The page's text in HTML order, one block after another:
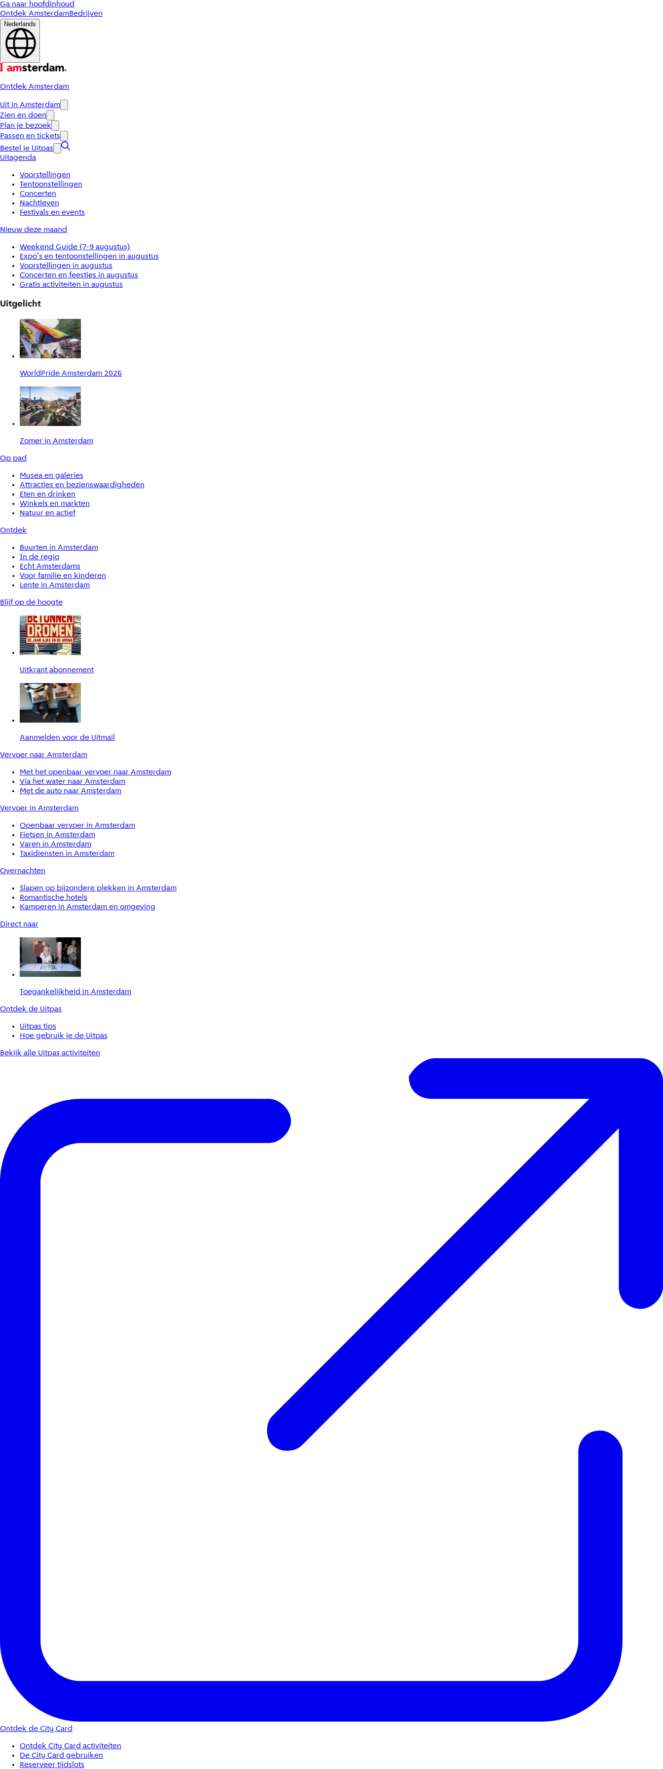
Ga naar hoofdinhoud
Ontdek AmsterdamBedrijven
Nederlands
Ontdek Amsterdam
Uit in Amsterdam
Zien en doen
Plan je bezoek
Passen en tickets
Bestel je Uitpas
Uitagenda
Voorstellingen
Tentoonstellingen
Concerten
Nachtleven
Festivals en events
Nieuw deze maand
Weekend Guide (7-9 augustus)
Expo's en tentoonstellingen in augustus
Voorstellingen in augustus
Concerten en feestjes in augustus
Gratis activiteiten in augustus
Uitgelicht
WorldPride Amsterdam 2026
Zomer in Amsterdam
Op pad
Musea en galeries
Attracties en bezienswaardigheden
Eten en drinken
Winkels en markten
Natuur en actief
Ontdek
Buurten in Amsterdam
In de regio
Echt Amsterdams
Voor familie en kinderen
Lente in Amsterdam
Blijf op de hoogte
Uitkrant abonnement
Aanmelden voor de Uitmail
Vervoer naar Amsterdam
Met het openbaar vervoer naar Amsterdam
Via het water naar Amsterdam
Met de auto naar Amsterdam
Vervoer in Amsterdam
Openbaar vervoer in Amsterdam
Fietsen in Amsterdam
Varen in Amsterdam
Taxidiensten in Amsterdam
Overnachten
Slapen op bijzondere plekken in Amsterdam
Romantische hotels
Kamperen in Amsterdam en omgeving
Direct naar
Toegankelijkheid in Amsterdam
Ontdek de Uitpas
Uitpas tips
Hoe gebruik je de Uitpas
Bekijk alle Uitpas activiteiten
Ontdek de City Card
Ontdek City Card activiteiten
De City Card gebruiken
Reserveer tijdslots